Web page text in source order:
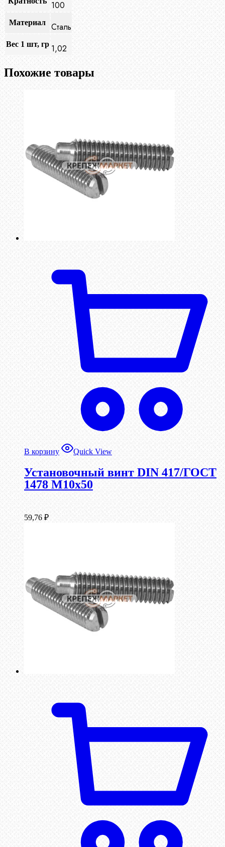
100
Материал Сталь
Вес 1 шт, гр 1,02
Похожие товары
В корзину Quick View
Установочный винт DIN 417/ГОСТ
1478 М10х50
59,76 ₽